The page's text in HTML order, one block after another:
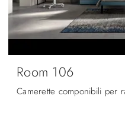
Room 106